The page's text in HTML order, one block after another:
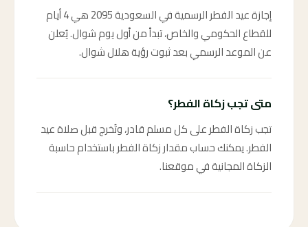
إجازة عيد الفطر الرسمية في السعودية 2095 هي 4 أيام
للقطاع الحكومي والخاص، تبدأ من أول يوم شوال. يُعلن
عن الموعد الرسمي بعد ثبوت رؤية هلال شوال.
متى تجب زكاة الفطر؟
تجب زكاة الفطر على كل مسلم قادر، وتُخرج قبل صلاة عيد
الفطر. يمكنك حساب مقدار زكاة الفطر باستخدام حاسبة
الزكاة المجانية في موقعنا.